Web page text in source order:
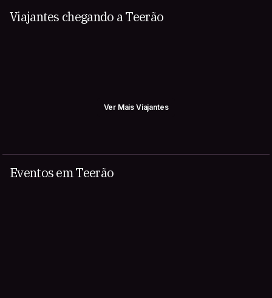
Viajantes chegando a Teerão
Ver Mais Viajantes
Eventos em Teerão